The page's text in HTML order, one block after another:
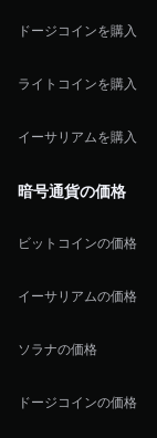
ドージコインを購入
ライトコインを購入
イーサリアムを購入
暗号通貨の価格
ビットコインの価格
イーサリアムの価格
ソラナの価格
ドージコインの価格